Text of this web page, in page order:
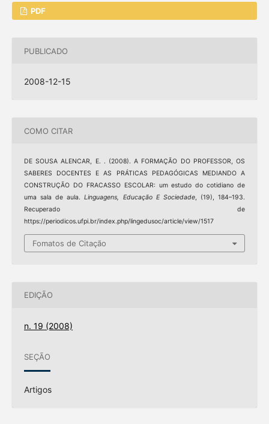
PDF
PUBLICADO
2008-12-15
COMO CITAR
DE SOUSA ALENCAR, E. . (2008). A FORMAÇÃO DO PROFESSOR, OS
SABERES DOCENTES E AS PRÁTICAS PEDAGÓGICAS MEDIANDO A
CONSTRUÇÃO DO FRACASSO ESCOLAR: um estudo do cotidiano de
uma sala de aula.Linguagens, Educação E Sociedade, (19), 184–193.
Recuperado de
https://periodicos.ufpi.br/index.php/lingedusoc/article/view/1517
Fomatos de Citação
EDIÇÃO
n. 19 (2008)
SEÇÃO
Artigos